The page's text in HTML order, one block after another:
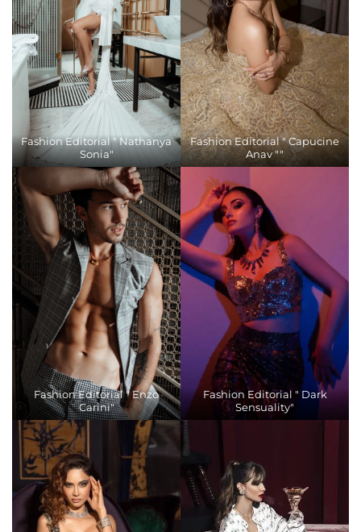
Fashion Editorial " Nathanya
Sonia"
Fashion Editorial " Capucine
Anav ""
Fashion Editorial " Enzo
Carini"
Fashion Editorial " Dark
Sensuality"